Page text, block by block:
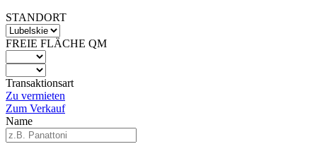
STANDORT
FREIE FLÄCHE QM
Transaktionsart
Zu vermieten
Zum Verkauf
Name